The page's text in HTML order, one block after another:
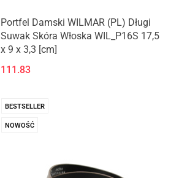
Portfel Damski WILMAR (PL) Długi
Suwak Skóra Włoska WIL_P16S 17,5
x 9 x 3,3 [cm]
111.83
BESTSELLER
NOWOŚĆ